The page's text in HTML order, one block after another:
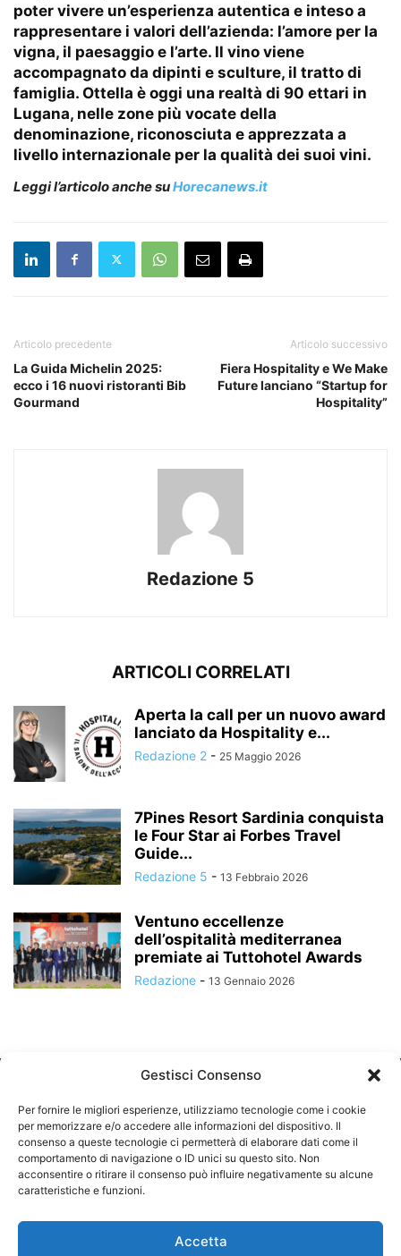
poter vivere un’esperienza autentica e inteso a
rappresentare i valori dell’azienda: l’amore per la
vigna, il paesaggio e l’arte. Il vino viene
accompagnato da dipinti e sculture, il tratto di
famiglia. Ottella è oggi una realtà di 90 ettari in
Lugana, nelle zone più vocate della
denominazione, riconosciuta e apprezzata a
livello internazionale per la qualità dei suoi vini.
Leggi l’articolo anche suHorecanews.it
Articolo precedente
La Guida Michelin 2025:
ecco i 16 nuovi ristoranti Bib
Gourmand
Articolo successivo
Fiera Hospitality e We Make
Future lanciano “Startup for
Hospitality”
Redazione 5
ARTICOLI CORRELATI
Aperta la call per un nuovo award
lanciato da Hospitality e...
Redazione 2 - 25 Maggio 2026
7Pines Resort Sardinia conquista
le Four Star ai Forbes Travel
Guide...
Redazione 5 - 13 Febbraio 2026
Ventuno eccellenze
dell’ospitalità mediterranea
premiate ai Tuttohotel Awards
Redazione - 13 Gennaio 2026
CHI SIAMO
SEGUICI
Gestisci Consenso
Per fornire le migliori esperienze, utilizziamo tecnologie come i cookie
per memorizzare e/o accedere alle informazioni del dispositivo. Il
consenso a queste tecnologie ci permetterà di elaborare dati come il
comportamento di navigazione o ID unici su questo sito. Non
acconsentire o ritirare il consenso può influire negativamente su alcune
caratteristiche e funzioni.
Accetta